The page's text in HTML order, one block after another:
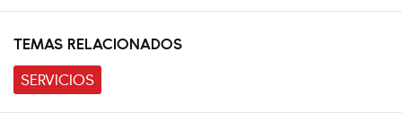
TEMAS RELACIONADOS
SERVICIOS